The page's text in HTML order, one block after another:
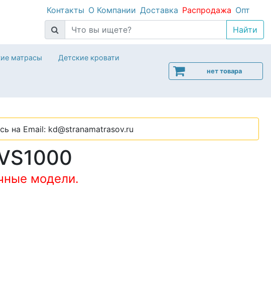
Контакты О Компании Доставка Распродажа Опт
матрасы Детские кровати
нет товара
на Email: kd@stranamatrasov.ru
модели.